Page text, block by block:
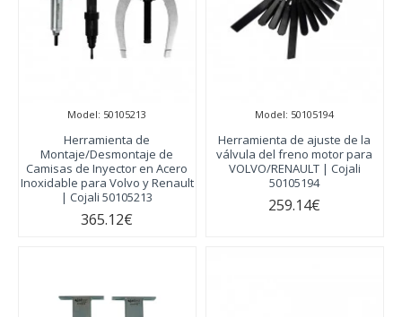
Model: 50105213
Herramienta de
Montaje/Desmontaje de
Camisas de Inyector en Acero
Inoxidable para Volvo y Renault
| Cojali 50105213
365.12€
Model: 50105194
Herramienta de ajuste de la
válvula del freno motor para
VOLVO/RENAULT | Cojali
50105194
259.14€